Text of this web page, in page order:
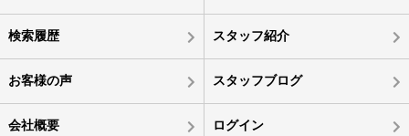
検索履歴 スタッフ紹介
お客様の声 スタッフブログ
会社概要 ログイン